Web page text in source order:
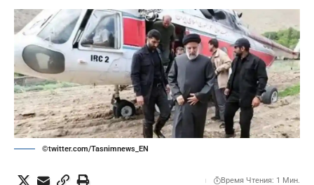
©twitter.com/Tasnimnews_EN
Время Чтения: 1 Мин.